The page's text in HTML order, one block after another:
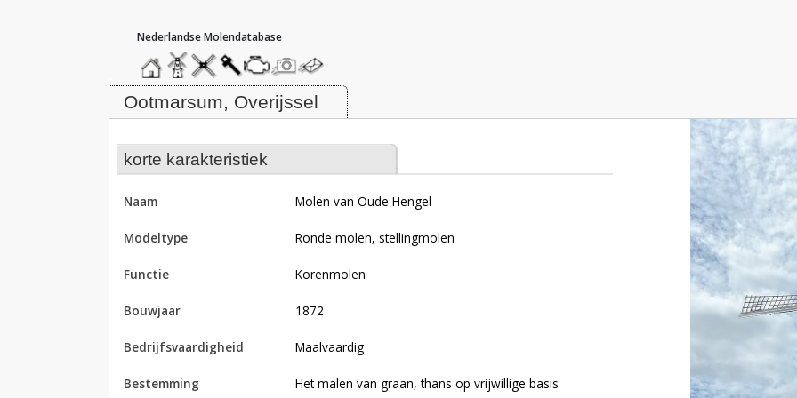
hoofdmenu
homemolendatabase
roedendatabase
assendatabase
motorendatabase
stuur
een
foto
stuur
een
bericht
Molen van Oude Hengel, Ootmarsum
Ootmarsum, Overijssel
korte karakteristiek
naam Molen van Oude Hengel
modeltype Ronde molen, stellingmolen
functie korenmolen
bouwjaar 1872
bedrijfsvaardigheid Maalvaardig
bestemming Het malen van graan, thans op vrijwillige basis